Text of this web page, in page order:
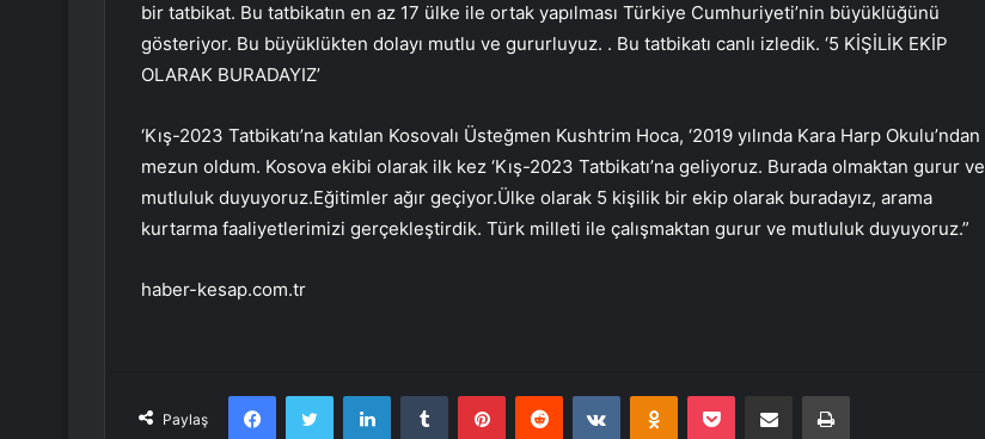
bir tatbikat. Bu tatbikatın en az 17 ülke ile ortak yapılması Türkiye Cumhuriyeti’nin büyüklüğünü
gösteriyor. Bu büyüklükten dolayı mutlu ve gururluyuz. . Bu tatbikatı canlı izledik. ‘5 KİŞİLİK EKİP
OLARAK BURADAYIZ’
‘Kış-2023 Tatbikatı’na katılan Kosovalı Üsteğmen Kushtrim Hoca, ‘2019 yılında Kara Harp Okulu’ndan
mezun oldum. Kosova ekibi olarak ilk kez ‘Kış-2023 Tatbikatı’na geliyoruz. Burada olmaktan gurur ve
mutluluk duyuyoruz.Eğitimler ağır geçiyor.Ülke olarak 5 kişilik bir ekip olarak buradayız, arama
kurtarma faaliyetlerimizi gerçekleştirdik. Türk milleti ile çalışmaktan gurur ve mutluluk duyuyoruz.”
haber-kesap.com.tr
Paylaş
FacebookTwitter LinkedInTumblr PinterestReddit VKontakteOdnoklassniki
Pocket E-Posta ile paylaş Yazdır